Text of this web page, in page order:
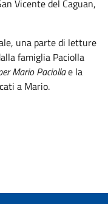
Vicente del Caguan,
una parte di letture
famiglia Paciolla
Mario Paciollae la
a Mario.